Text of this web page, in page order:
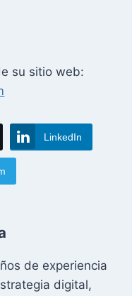
su sitio web:
LinkedIn
de experiencia
digital,